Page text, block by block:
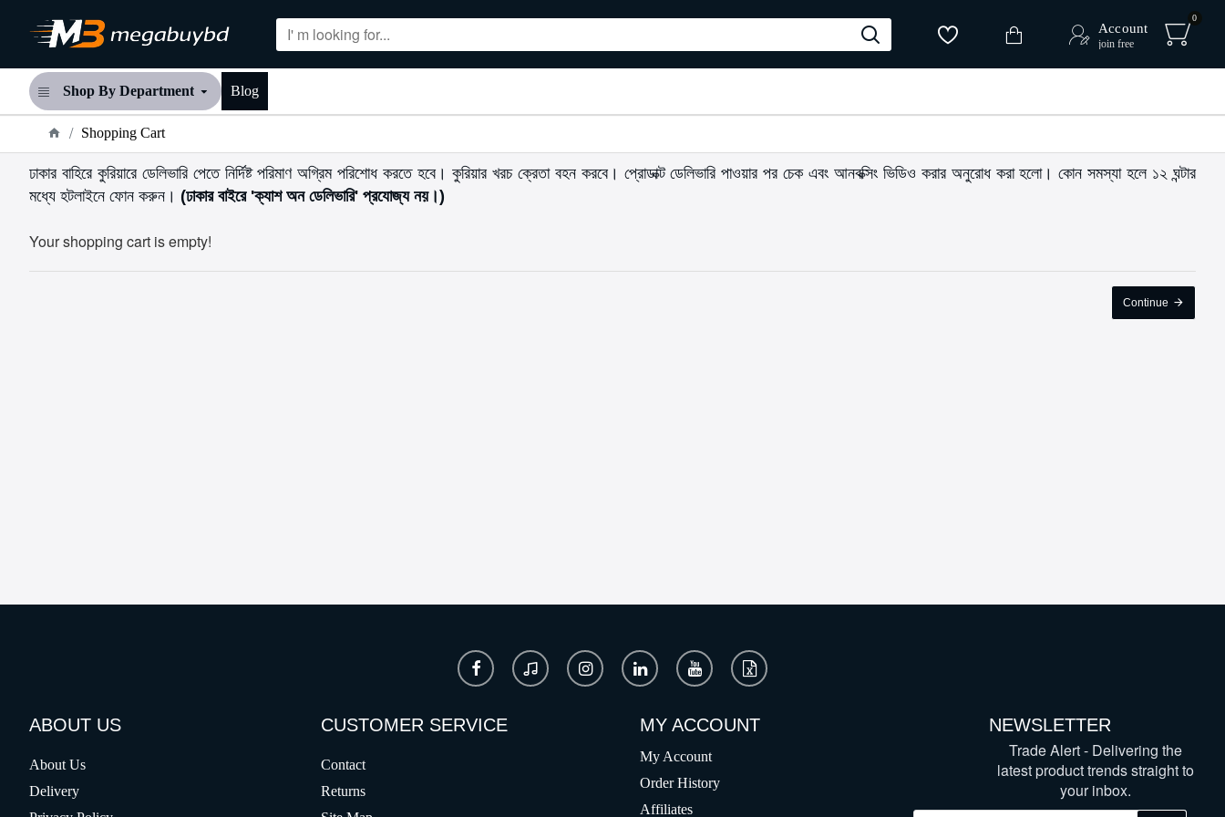
Account
join free
0
Shop By Department Blog
Shopping Cart
ঢাকার বাহিরে কুরিয়ারে ডেলিভারি পেতে নির্দিষ্ট পরিমাণ অগ্রিম পরিশোধ করতে হবে। কুরিয়ার খরচ ক্রেতা বহন করবে। প্রোডাক্ট ডেলিভারি পাওয়ার পর চেক এবং আনবক্সিং ভিডিও করার অনুরোধ করা হলো। কোন সমস্যা হলে ১২ ঘন্টার
মধ্যে হটলাইনে ফোন করুন। (ঢাকার বাইরে 'ক্যাশ অন ডেলিভারি' প্রযোজ্য নয়।)
Your shopping cart is empty!
Continue
ABOUT US
About Us
Delivery
CUSTOMER SERVICE
Contact
Returns
MY ACCOUNT
My Account
Order History
Affiliates
NEWSLETTER
Trade Alert - Delivering the
latest product trends straight to
your inbox.